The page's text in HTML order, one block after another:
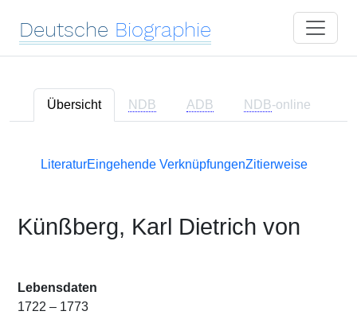
Deutsche Biographie
Übersicht NDB ADB NDB-online
LiteraturEingehende VerknüpfungenZitierweise
Künßberg, Karl Dietrich von
Lebensdaten
1722 – 1773